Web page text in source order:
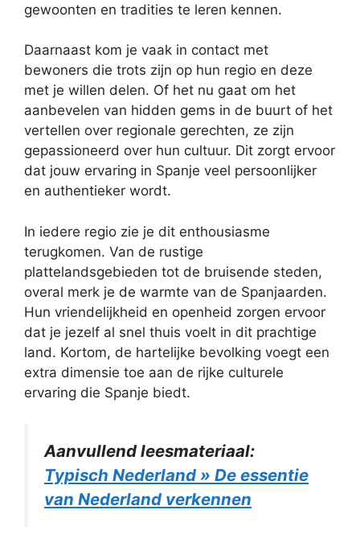
gewoonten en tradities te leren kennen.
Daarnaast kom je vaak in contact met
bewoners die trots zijn op hun regio en deze
met je willen delen. Of het nu gaat om het
aanbevelen van hidden gems in de buurt of het
vertellen over regionale gerechten, ze zijn
gepassioneerd over hun cultuur. Dit zorgt ervoor
dat jouw ervaring in Spanje veel persoonlijker
en authentieker wordt.
In iedere regio zie je dit enthousiasme
terugkomen. Van de rustige
plattelandsgebieden tot de bruisende steden,
overal merk je de warmte van de Spanjaarden.
Hun vriendelijkheid en openheid zorgen ervoor
dat je jezelf al snel thuis voelt in dit prachtige
land. Kortom, de hartelijke bevolking voegt een
extra dimensie toe aan de rijke culturele
ervaring die Spanje biedt.
Aanvullend leesmateriaal:
Typisch Nederland » De essentie
van Nederland verkennen